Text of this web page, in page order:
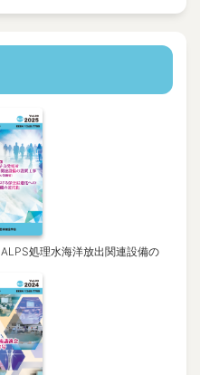
処理水海洋放出関連設備の